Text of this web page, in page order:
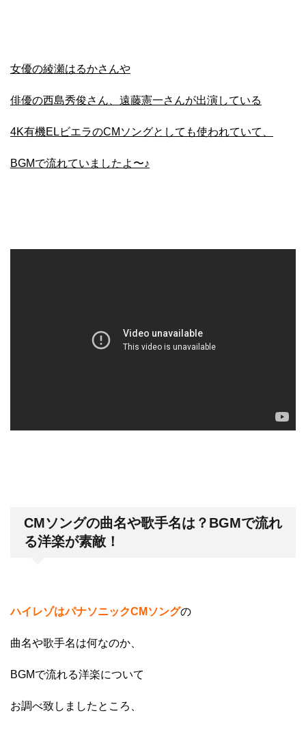
女優の綾瀬はるかさんや
俳優の西島秀俊さん、遠藤憲一さんが出演している
4K有機ELビエラのCMソングとしても使われていて、
BGMで流れていましたよ〜♪
CMソングの曲名や歌手名は？BGMで流れ
る洋楽が素敵！
ハイレゾはパナソニックCMソングの
曲名や歌手名は何なのか、
BGMで流れる洋楽について
お調べ致しましたところ、